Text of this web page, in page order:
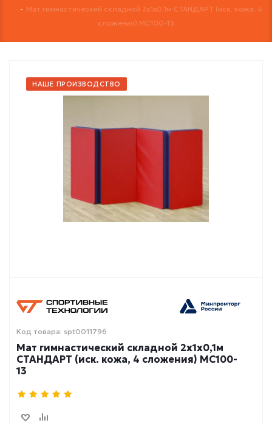
- Мат гимнастический складной 2х1х0,1м СТАНДАРТ (иск. кожа, 4
сложения) МС100-13
НАШЕ ПРОИЗВОДСТВО
Код товара: spt0011796
Мат гимнастический складной 2х1х0,1м
СТАНДАРТ (иск. кожа, 4 сложения) МС100-
13